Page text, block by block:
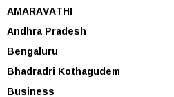
AMARAVATHI
Andhra Pradesh
Bengaluru
Bhadradri Kothagudem
Business